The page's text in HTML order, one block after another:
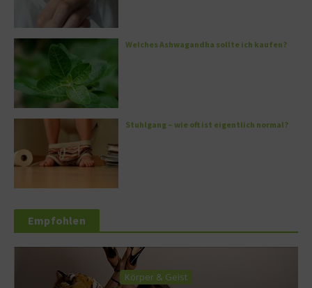
Welches Ashwagandha sollte ich kaufen?
Stuhlgang – wie oft ist eigentlich normal?
Empfohlen
Körper & Geist